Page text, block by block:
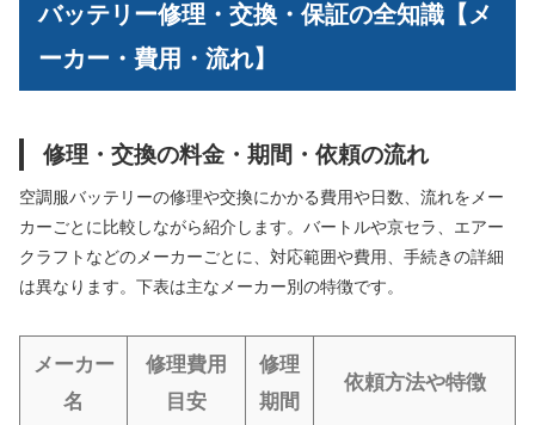
バッテリー修理・交換・保証の全知識【メ
ーカー・費用・流れ】
修理・交換の料金・期間・依頼の流れ
空調服バッテリーの修理や交換にかかる費用や日数、流れをメー
カーごとに比較しながら紹介します。バートルや京セラ、エアー
クラフトなどのメーカーごとに、対応範囲や費用、手続きの詳細
は異なります。下表は主なメーカー別の特徴です。
メーカー
名
修理費用
目安
修理
期間
依頼方法や特徴